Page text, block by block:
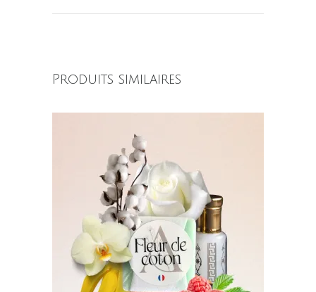
Produits similaires